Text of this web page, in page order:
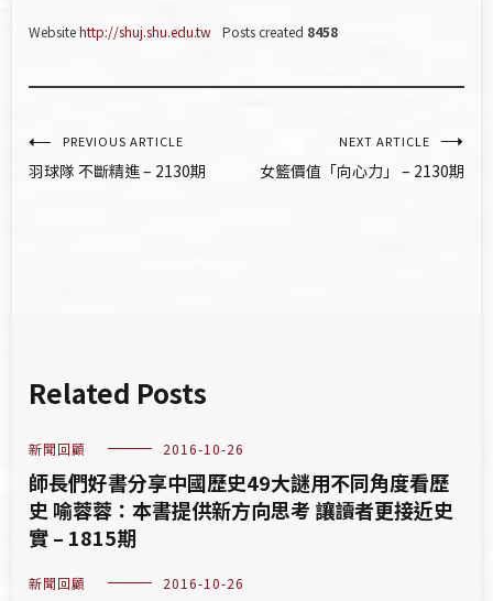
Websitehttp://shuj.shu.edu.tw Posts created 8458
文
章
PREVIOUS ARTICLE
羽球隊 不斷精進 – 2130期
NEXT ARTICLE
女籃價值「向心力」 – 2130期
Related Posts
新聞回顧 2016-10-26
師長們好書分享中國歷史49大謎用不同角度看歷
史 喻蓉蓉：本書提供新方向思考 讓讀者更接近史
實 – 1815期
新聞回顧 2016-10-26